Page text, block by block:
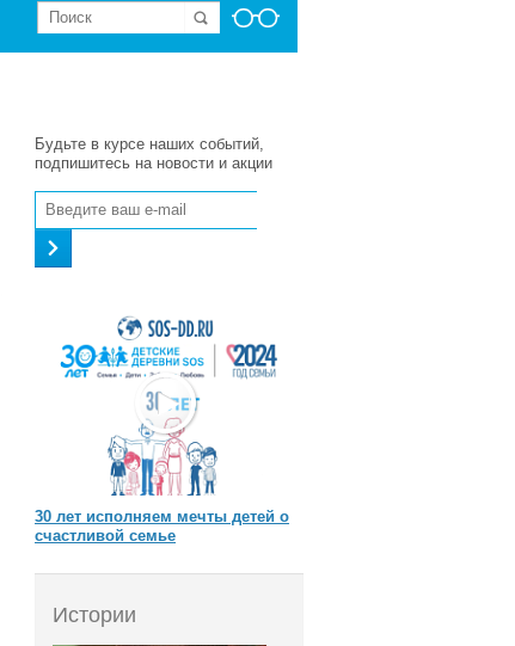
Будьте в курсе наших событий,
подпишитесь на новости и акции
30 лет исполняем мечты детей о
счастливой семье
Истории